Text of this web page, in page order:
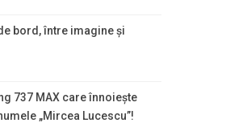
bord, între imagine și
737 MAX care înnoiește
„Mircea Lucescu”!